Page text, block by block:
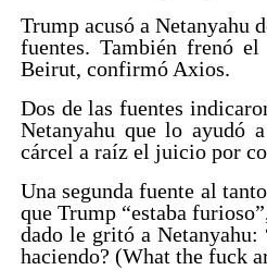
Trump acusó a Netanyahu
fuentes. También frenó
Beirut, confirmó Axios.
Dos de las fuentes
Netanyahu que lo ayudó
cárcel a raíz el juicio por
Una segunda fuente al
que Trump “estaba
dado le gritó a Netanyahu:
haciendo? (What the fuck